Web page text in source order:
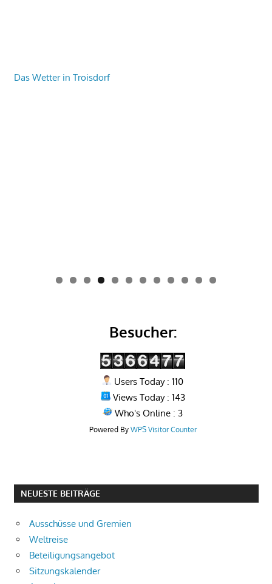
Das Wetter in Troisdorf
0 1 2
Besucher:
Users Today : 110
Views Today : 143
Who's Online : 3
Powered By WPS Visitor Counter
NEUESTE BEITRÄGE
Ausschüsse und Gremien
Weltreise
Beteiligungsangebot
Sitzungskalender